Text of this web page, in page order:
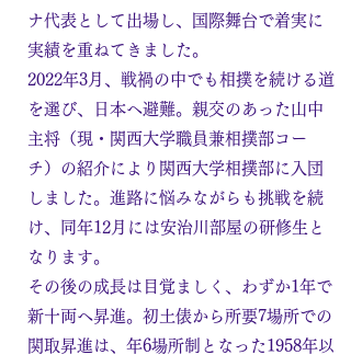
ナ代表として出場し、国際舞台で着実に
実績を重ねてきました。
2022年3月、戦禍の中でも相撲を続ける道
を選び、日本へ避難。親交のあった山中
主将（現・関西大学職員兼相撲部コー
チ）の紹介により関西大学相撲部に入団
しました。進路に悩みながらも挑戦を続
け、同年12月には安治川部屋の研修生と
なります。
その後の成長は目覚ましく、わずか1年で
新十両へ昇進。初土俵から所要7場所での
関取昇進は、年6場所制となった1958年以